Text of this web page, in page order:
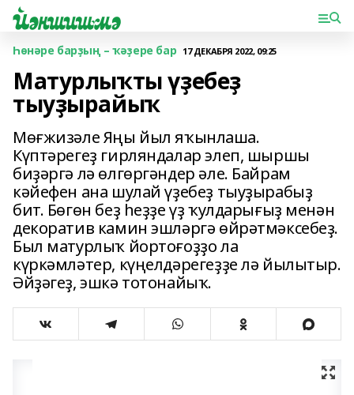
Һөнәре барҙың – ҡәҙере бар 17 ДЕКАБРЯ 2022, 09:25
Матурлыҡты үҙебеҙ
тыуҙырайыҡ
Мөғжизәле Яңы йыл яҡынлаша.
Күптәрегеҙ гирляндалар элеп, шыршы
биҙәргә лә өлгөргәндер әле. Байрам
кәйефен ана шулай үҙебеҙ тыуҙырабыҙ
бит. Бөгөн беҙ һеҙҙе үҙ ҡулдарығыҙ менән
декоратив камин эшләргә өйрәтмәксебеҙ.
Был матурлыҡ йортоғоҙҙо ла
күркәмләтер, күңелдәрегеҙҙе лә йылытыр.
Әйҙәгеҙ, эшкә тотонайыҡ.